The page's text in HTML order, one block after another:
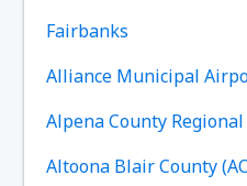
Fairbanks
Alliance Municipal
Alpena County
Altoona Blair County